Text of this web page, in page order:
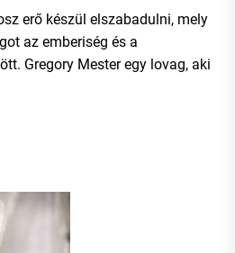
erő készül elszabadulni, mely
az emberiség és a
Gregory Mester egy lovag, aki